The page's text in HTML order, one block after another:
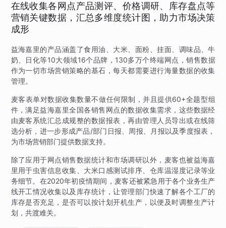
在线收集各网点产品测评、价格调研、库存盘点等
营销关键数据，汇总多维度统计图，助力市场决策
成形
益海嘉里的产品涵盖了食用油、大米、面粉、挂面、调味品、牛
奶、日化等10大领域16个品牌，130多万个终端网点，销售数据
作为一切市场营销策略的基石，每天都需要进行海量数据的收集
管理。
麦客表单对数据收集数量不做任何限制，并且提供60+全题型组
件，满足益海嘉里全国各销售网点的数据收集需求，这些数据经
由麦客系统汇总成规整的数据报表，再由管理人员导出或在线筛
选分析，进一步形成产品/部门日报、周报、月报以及季度报表，
为市场营销部门提供数据支持。
除了应用于网点销售数据统计和市场调研以外，麦客也被益海嘉
里用于虫害信息收集、大米口感测试排序、仓库温湿度记录等业
务细节。在2020年初疫情期间，麦客还被紧急用于各个业务生产
线开工情况收集以及库存统计，让管理部门快速了解各个工厂的
库存是否充足，是否可以按计划开机生产，以便及时调整生产计
划，共渡难关。